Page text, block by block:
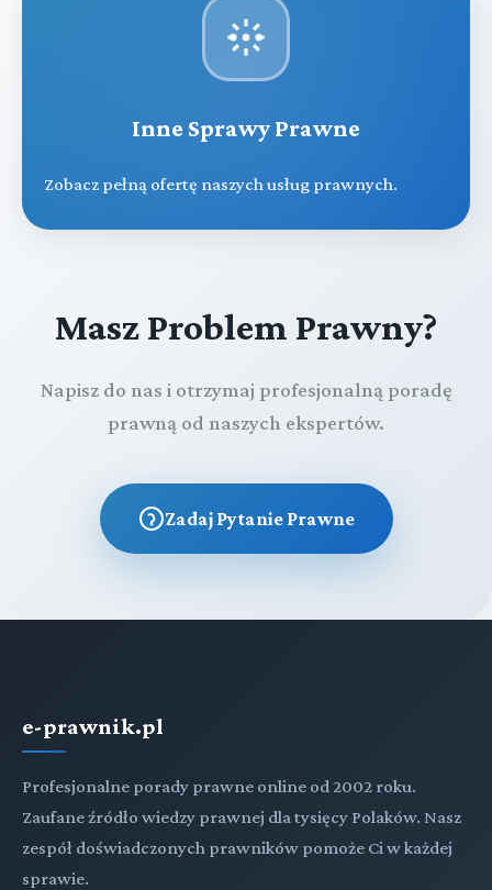
Inne Sprawy Prawne
Zobacz pełną ofertę naszych usług prawnych.
Masz Problem Prawny?
Napisz do nas i otrzymaj profesjonalną poradę
prawną od naszych ekspertów.
Zadaj Pytanie Prawne
e-prawnik.pl
Profesjonalne porady prawne online od 2002 roku.
Zaufane źródło wiedzy prawnej dla tysięcy Polaków. Nasz
zespół doświadczonych prawników pomoże Ci w każdej
sprawie.